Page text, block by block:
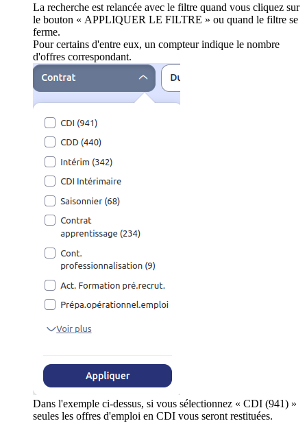
La recherche est relancée avec le filtre quand vous cliquez sur
le bouton « APPLIQUER LE FILTRE » ou quand le filtre se
ferme.
Pour certains d'entre eux, un compteur indique le nombre
d'offres correspondant.
Dans l'exemple ci-dessus, si vous sélectionnez « CDI (941) »
seules les offres d'emploi en CDI vous seront restituées.